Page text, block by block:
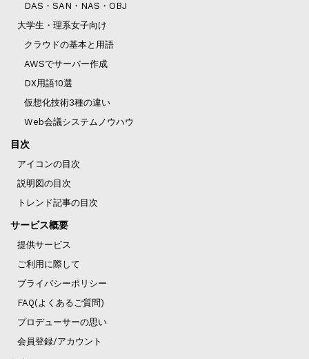
DAS・SAN・NAS・OBJ
大学生・理系女子向け
クラウドの基本と用語
AWSでサーバー作成
DX用語10選
仮想化技術3種の違い
Web会議システムノウハウ
目次
アイコンの目次
説明図の目次
トレンド記事の目次
サービス概要
提供サービス
ご利用に際して
プライバシーポリシー
FAQ(よくあるご質問)
プロデューサーの思い
会員登録/アカウント